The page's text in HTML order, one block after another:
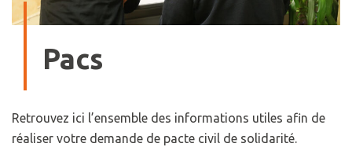
Pacs
Retrouvez ici l’ensemble des informations utiles afin de
réaliser votre demande de pacte civil de solidarité.